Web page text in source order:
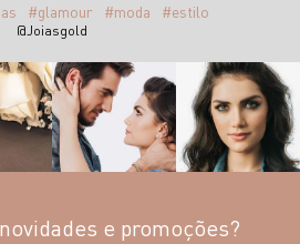
#glamour #moda #estilo
@Joiasgold
e promoções?